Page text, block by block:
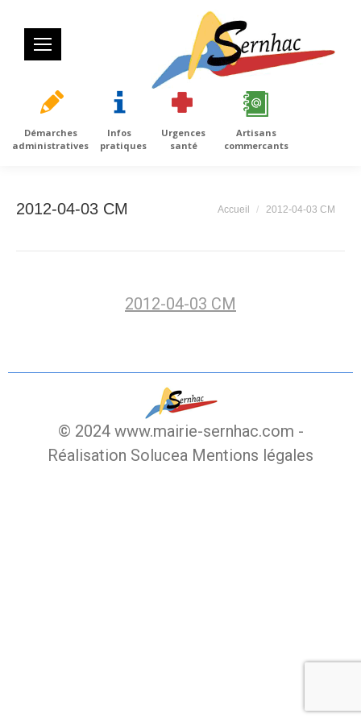
Démarches
administratives
Infos
pratiques
Urgences
santé
Artisans
commercants
2012-04-03 CM Vous êtes ici :
Accueil 2012-04-03 CM
2012-04-03 CM
© 2024 www.mairie-sernhac.com -
Réalisation Solucea Mentions légales